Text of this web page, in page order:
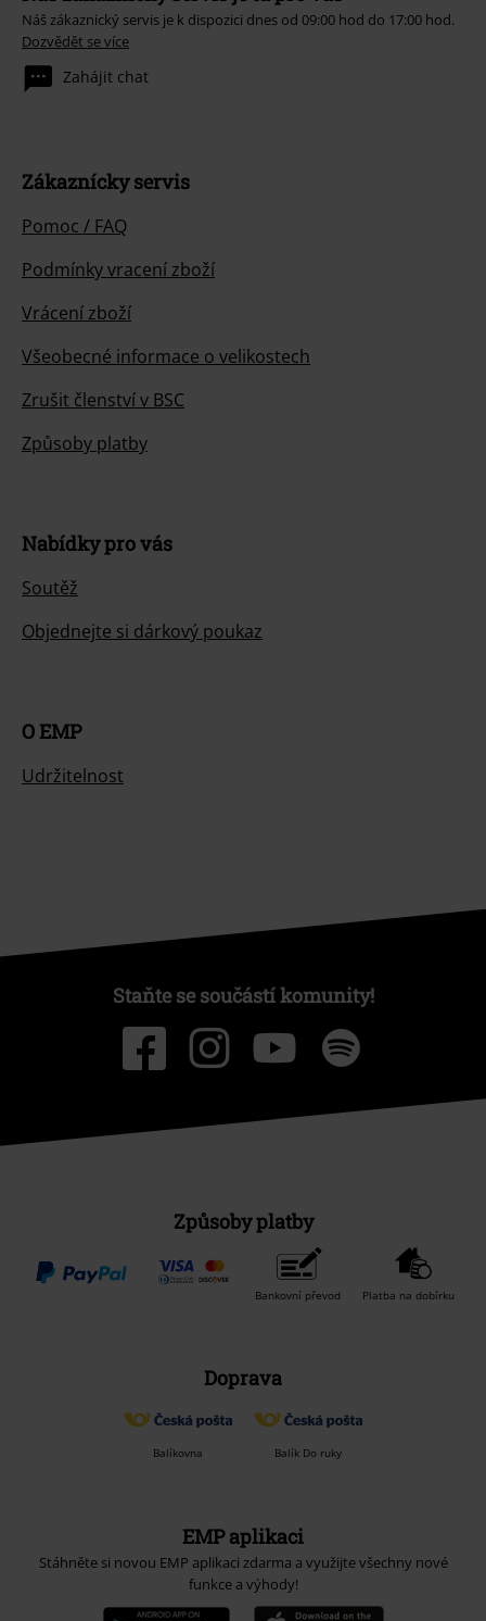
Náš zákaznický servis je k dispozici dnes od 09:00 hod do 17:00 hod.
Dozvědět se více
Zahájit chat
Zákaznícky servis
Pomoc / FAQ
Podmínky vracení zboží
Vrácení zboží
Všeobecné informace o velikostech
Zrušit členství v BSC
Způsoby platby
Nabídky pro vás
Soutěž
Objednejte si dárkový poukaz
O EMP
Udržitelnost
Staňte se součástí komunity!
Způsoby platby
Bankovní převod Platba na dobírku
Doprava
Balíkovna Balík Do ruky
EMP aplikaci
Stáhněte si novou EMP aplikaci zdarma a využijte všechny nové
funkce a výhody!